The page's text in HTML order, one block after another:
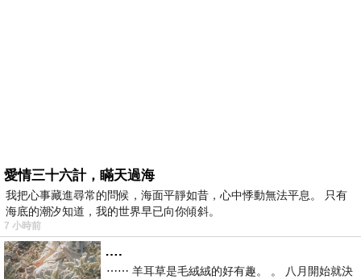
愛情三十六計，瞞天過海
我把心事藏進尋常的問候，海面平靜如昔，心中悸動無法平息。 只有
海底的潮汐知道，我的世界早已向你傾斜。
7 小時前
….
⋯⋯ 羊耳草是毛絨絨的好有趣。 。 八月開始就決